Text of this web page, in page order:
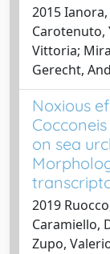
2015
Carotenuto,
Vittoria;
Gerecht,
Noxious
on sea
2019
Caramiello,
Zupo,